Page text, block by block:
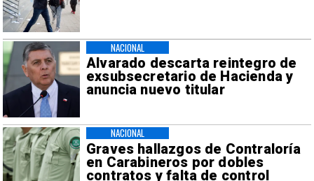
Alvarado descarta reintegro de
exsubsecretario de Hacienda y
anuncia nuevo titular
NACIONAL
Graves hallazgos de Contraloría
en Carabineros por dobles
contratos y falta de control
NACIONAL